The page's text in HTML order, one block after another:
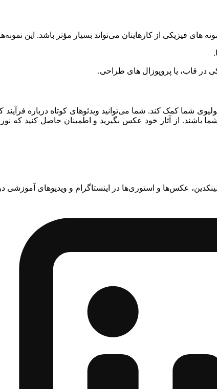
فیزیکی از کارهایتان می‌تواند بسیار مؤثر باشد. این
در قاب، یا پروپوزال‌ های طراحی.
شما کمک کند. شما می‌توانید ویدئوهای کوتاه درباره
باشند. از آثار خود عکس بگیرید و اطمینان حاصل کنید که
عکس‌ها و استوری‌ها در اینستاگرام و ویدیوهای آموزشی